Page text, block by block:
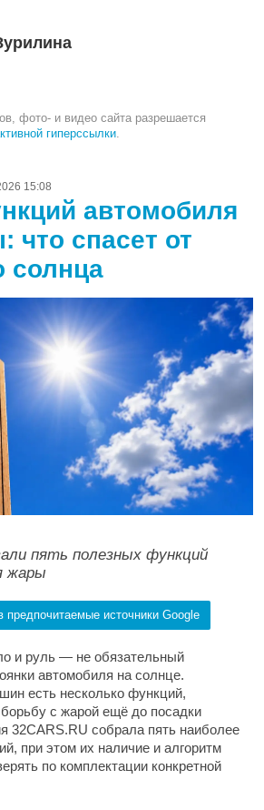
фото- и видео сайта разрешается
гиперссылки.
15:08
автомобиля
что спасет от
солнца
пять полезных функций
жары
предпочитаемые источники Google
и руль — не обязательный
автомобиля на солнце.
есть несколько функций,
с жарой ещё до посадки
32CARS.RU собрала пять наиболее
при этом их наличие и алгоритм
по комплектации конкретной